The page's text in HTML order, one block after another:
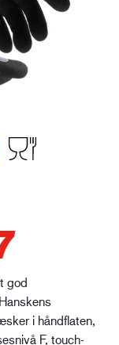
god
i håndflaten,
F, touch-